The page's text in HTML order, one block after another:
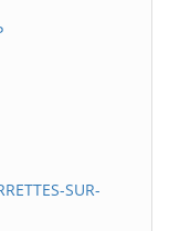
SUR-